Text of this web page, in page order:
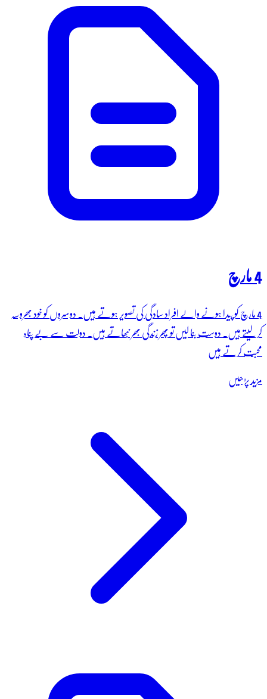
4 مارچ
4 مارچ کو پیدا ہونے والے افراد سادگی کی تصویر ہوتے ہیں۔ دوسروں کو خود بھروسہ
کر لیتے ہیں۔ دوست بنا لیں تو پھر زندگی بھر نبھاتے ہیں۔ دولت سے بے پناہ
محبت کرتے ہیں
مزید پڑھیں